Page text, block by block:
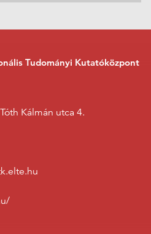
Tudományi Kutatóközpont
Kálmán utca 4.